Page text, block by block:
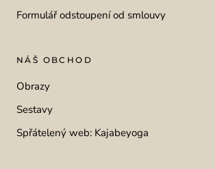
Formulář odstoupení od smlouvy
NÁŠ OBCHOD
Obrazy
Sestavy
Spřátelený web: Kajabeyoga